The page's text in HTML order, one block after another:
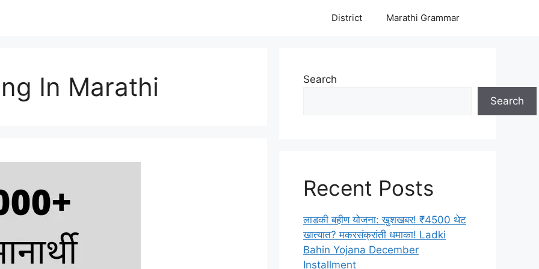
District Marathi Grammar
In Marathi
Search
Search
Recent Posts
लाडकी बहीण योजना: खुशखबर! ₹4500 थेट
खात्यात? मकरसंक्रांती धमाका! Ladki
Bahin Yojana December
Installment